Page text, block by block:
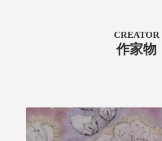
CREATOR
作家物